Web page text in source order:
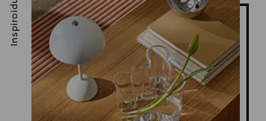
Inspiroidu